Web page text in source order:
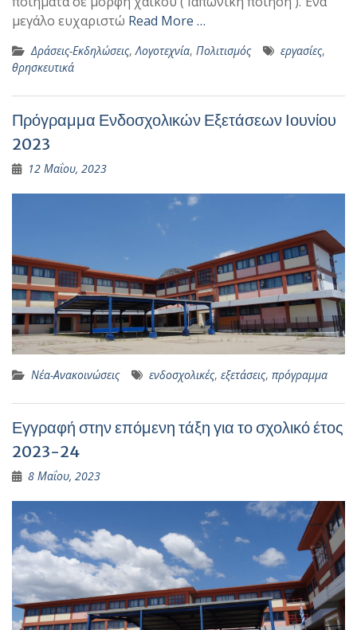
μεγάλο ευχαριστώ Read More …
Δράσεις-Εκδηλώσεις,Λογοτεχνία, Πολιτισμός εργασίες,
θρησκευτικά
Πρόγραμμα Ενδοσχολικών Εξετάσεων Ιουνίου
2023
12 Μαΐου, 2023
Νέα-Ανακοινώσεις ενδοσχολικές, εξετάσεις, πρόγραμμα
Εγγραφή στην επόμενη τάξη για το σχολικό έτος
2023-24
8 Μαΐου, 2023